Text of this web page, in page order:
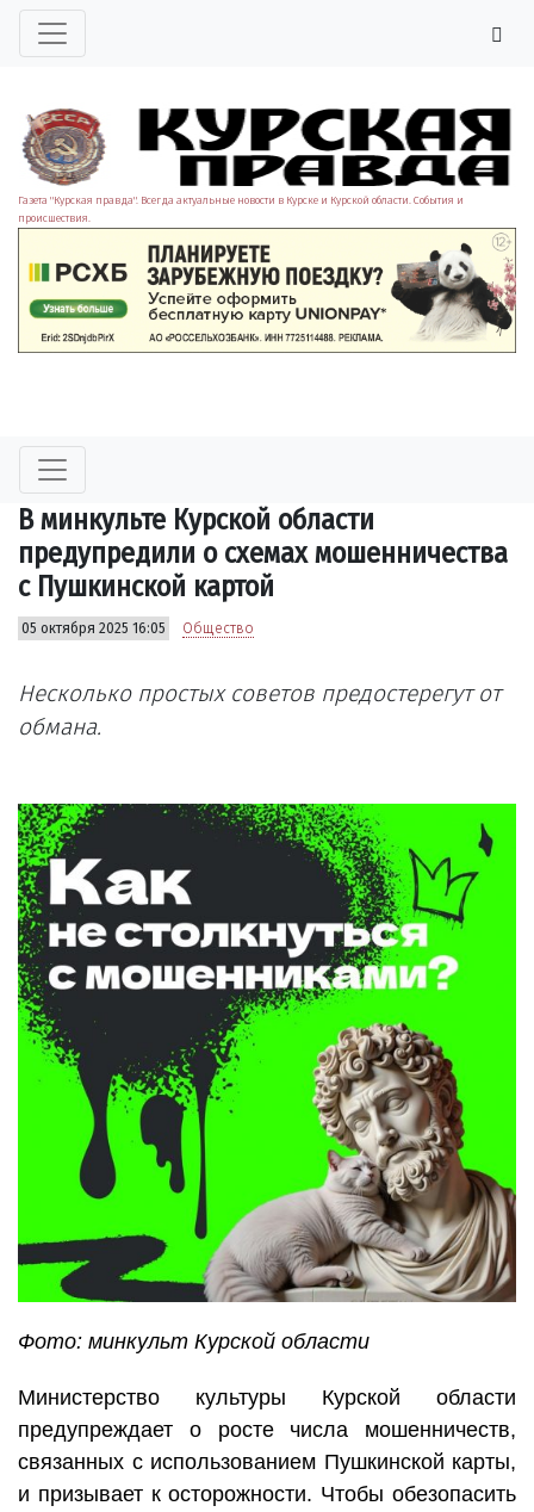
Газета "Курская правда". Всегда актуальные новости в Курске и Курской области. События и
происшествия.
В минкульте Курской области
предупредили о схемах мошенничества
с Пушкинской картой
05 октября 2025 16:05 Общество
Несколько простых советов предостерегут от
обмана.
Фото: минкульт Курской области
Министерство культуры Курской области
предупреждает о росте числа мошенничеств,
связанных с использованием Пушкинской карты,
и призывает к осторожности. Чтобы обезопасить